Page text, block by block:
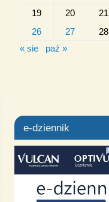
19
20 21
26
27 28
« sie
paź »
e-dziennik